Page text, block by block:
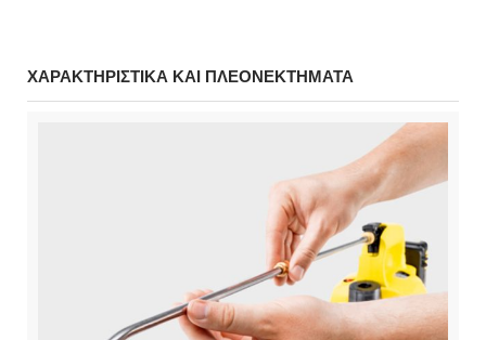
ΧΑΡΑΚΤΗΡΙΣΤΙΚΑ ΚΑΙ ΠΛΕΟΝΕΚΤΗΜΑΤΑ